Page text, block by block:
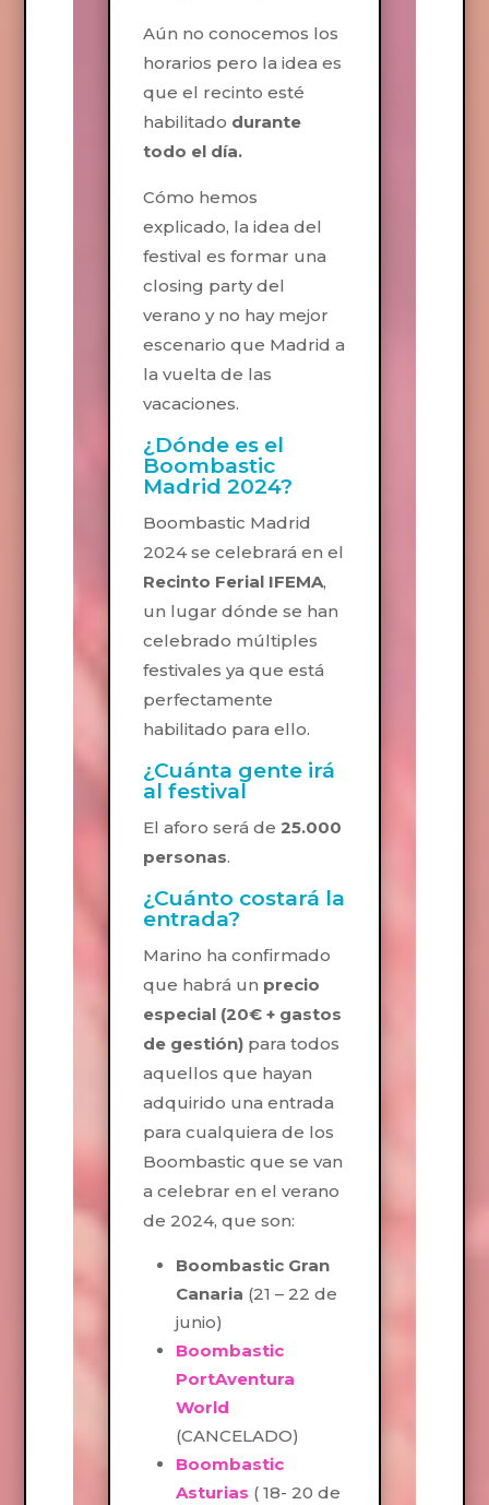
Aún no conocemos los
horarios pero la idea es
que el recinto esté
habilitado durante
todo el día.
Cómo hemos
explicado, la idea del
festival es formar una
closing party del
verano y no hay mejor
escenario que Madrid a
la vuelta de las
vacaciones.
¿Dónde es el
Boombastic
Madrid 2024?
Boombastic Madrid
2024 se celebrará en el
Recinto Ferial IFEMA,
un lugar dónde se han
celebrado múltiples
festivales ya que está
perfectamente
habilitado para ello.
¿Cuánta gente irá
al festival
El aforo será de 25.000
personas.
¿Cuánto costará la
entrada?
Marino ha confirmado
que habrá un precio
especial (20€ + gastos
de gestión)para todos
aquellos que hayan
adquirido una entrada
para cualquiera de los
Boombastic que se van
a celebrar en el verano
de 2024, que son:
Boombastic Gran
Canaria (21 – 22 de
junio)
Boombastic
PortAventura
World
(CANCELADO)
Boombastic
Asturias ( 18- 20 de